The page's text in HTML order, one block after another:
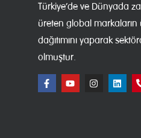
Türkiye’de ve Dünyada
üreten global markaların
dağıtımını yaparak
olmuştur.